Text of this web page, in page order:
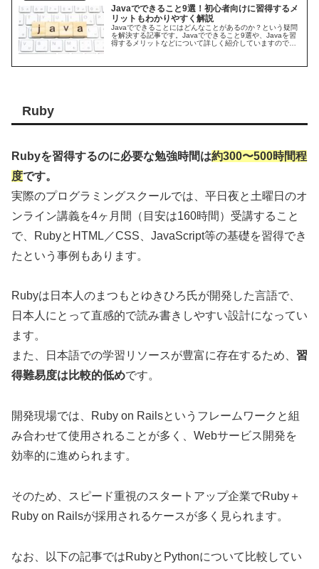
Javaでできること9選！初心者向けに習得するメ
リットもわかりやすく解説
Javaでできることにはどんなことがあるのか？という疑問
を解決する記事です。Javaでできること9選や、Javaを習
得するメリットなどについて詳しく紹介していますので、
Ruby
Rubyを習得するのに必要な勉強時間は約300〜500時間程
度です。
実際のプログラミングスクールでは、平日夜と土曜日のオ
ンライン講義を4ヶ月間（目安は160時間）受講すること
で、RubyとHTML／CSS、JavaScript等の基礎を習得でき
たという事例もあります。
Rubyは日本人のまつもとゆきひろ氏が開発した言語で、
日本人にとって直感的で読み書きしやすい設計になってい
ます。
また、日本語での学習リソースが豊富に存在するため、 習
得難易度は比較的低めです。
開発現場では、Ruby on Railsというフレームワークと組
み合わせて使用されることが多く、Webサービス開発を
効率的に進められます。
そのため、スピード重視のスタートアップ企業でRuby＋
Ruby on Railsが採用されるケースが多く見られます。
なお、以下の記事ではRubyとPythonについて比較してい